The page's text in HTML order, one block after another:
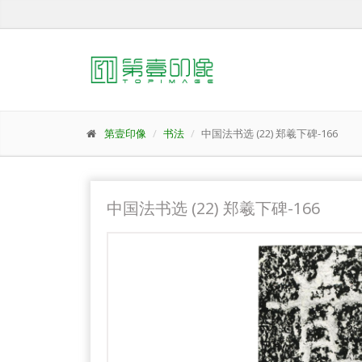
第壹印像 书法 中国法书选 (22) 郑羲下碑-166
中国法书选 (22) 郑羲下碑-166